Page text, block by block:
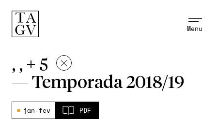
Menu
, , + 5
— Temporada 2018/19
jan-fev PDF